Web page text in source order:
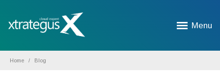
Menu
Home Blog